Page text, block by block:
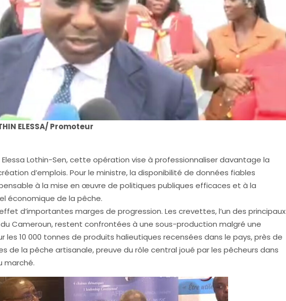
ELESSA/ Promoteur
Lothin-Sen, cette opération vise à professionnaliser davantage la
d’emplois. Pour le ministre, la disponibilité de données fiables
à la mise en œuvre de politiques publiques efficaces et à la
économique de la pêche.
d’importantes marges de progression. Les crevettes, l’un des principaux
Cameroun, restent confrontées à une sous-production malgré une
les 10 000 tonnes de produits halieutiques recensées dans le pays, près de
de la pêche artisanale, preuve du rôle central joué par les pêcheurs dans
marché.